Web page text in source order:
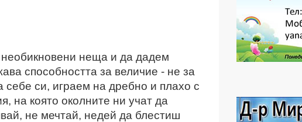
неща и да дадем
способността за величие - не за
си, играем на дребно и плахо с
на която околните ни учат да
не мечтай, недей да блестиш